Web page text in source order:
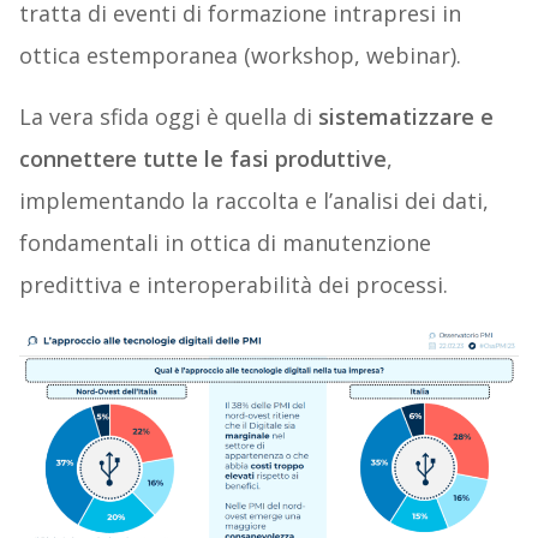
tratta di eventi di formazione intrapresi in
ottica estemporanea (workshop, webinar).
La vera sfida oggi è quella di sistematizzare e
connettere tutte le fasi produttive,
implementando la raccolta e l’analisi dei dati,
fondamentali in ottica di manutenzione
predittiva e interoperabilità dei processi.